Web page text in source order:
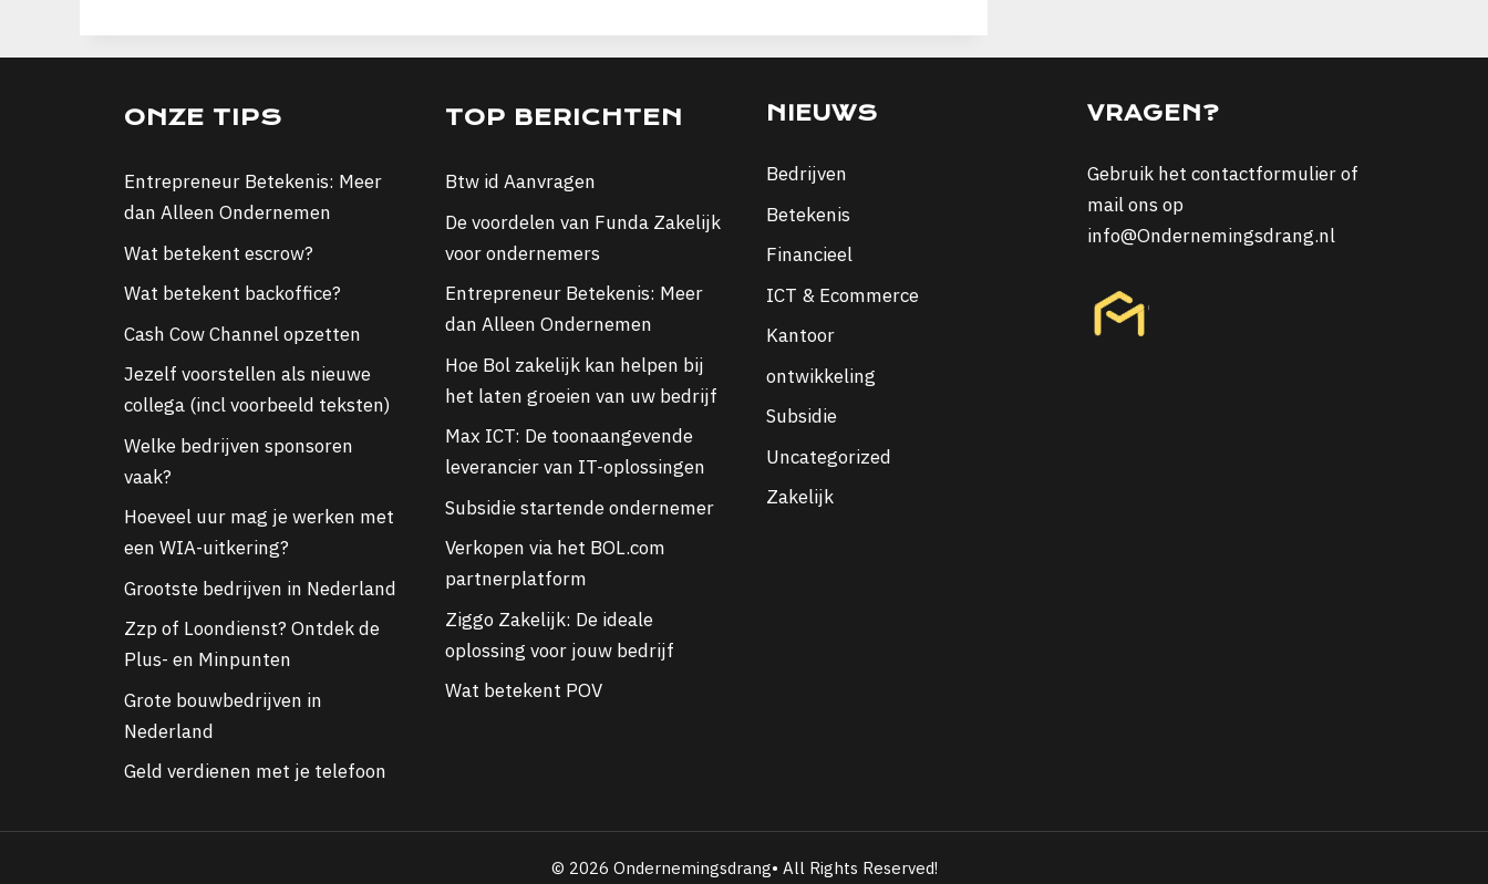
ONZE TIPS
Entrepreneur Betekenis: Meer
dan Alleen Ondernemen
Wat betekent escrow?
Wat betekent backoffice?
Cash Cow Channel opzetten
Jezelf voorstellen als nieuwe
collega (incl voorbeeld teksten)
Welke bedrijven sponsoren
vaak?
Hoeveel uur mag je werken met
een WIA-uitkering?
Grootste bedrijven in Nederland
Zzp of Loondienst? Ontdek de
Plus- en Minpunten
Grote bouwbedrijven in
Nederland
Geld verdienen met je telefoon
TOP BERICHTEN
Btw id Aanvragen
De voordelen van Funda Zakelijk
voor ondernemers
Entrepreneur Betekenis: Meer
dan Alleen Ondernemen
Hoe Bol zakelijk kan helpen bij
het laten groeien van uw bedrijf
Max ICT: De toonaangevende
leverancier van IT-oplossingen
Subsidie startende ondernemer
Verkopen via het BOL.com
partnerplatform
Ziggo Zakelijk: De ideale
oplossing voor jouw bedrijf
Wat betekent POV
NIEUWS
Bedrijven
Betekenis
Financieel
ICT & Ecommerce
Kantoor
ontwikkeling
Subsidie
Uncategorized
Zakelijk
VRAGEN?
Gebruik het contactformulierof
mail ons op
info@Ondernemingsdrang.nl
© 2026 Ondernemingsdrang• All Rights Reserved!